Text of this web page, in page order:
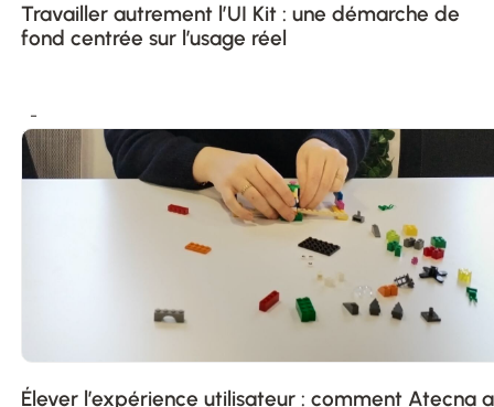
Travailler autrement l’UI Kit : une démarche de
fond centrée sur l’usage réel
Élever l’expérience utilisateur : comment Atecna a